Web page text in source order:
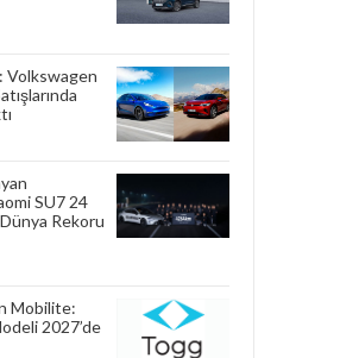
Volkswagen
SU7 24
Rekoru
Mobilite:
2027’de